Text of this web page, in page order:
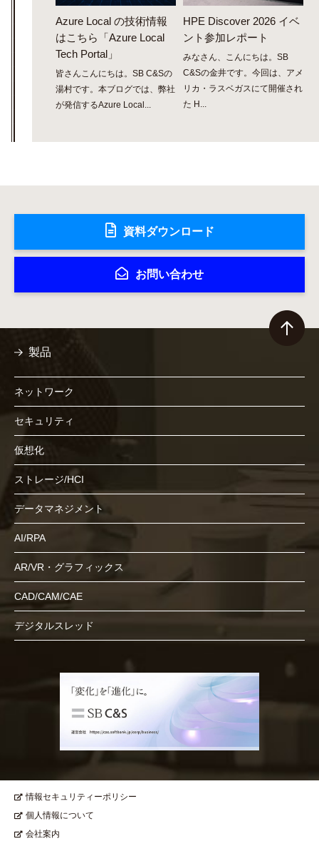
Azure Local の技術情報
はこちら「Azure Local
Tech Portal」
皆さんこんにちは。SB C&Sの
湯村です。本ブログでは、弊社
が発信するAzure Local...
HPE Discover 2026 イベ
ント参加レポート
みなさん、こんにちは。SB
C&Sの金井です。今回は、アメ
リカ・ラスベガスにて開催され
た H...
資料ダウンロード
お問い合わせ
製品
ネットワーク
セキュリティ
仮想化
ストレージ/HCI
データマネジメント
AI/RPA
AR/VR・グラフィックス
CAD/CAM/CAE
デジタルスレッド
情報セキュリティーポリシー
個人情報について
会社案内